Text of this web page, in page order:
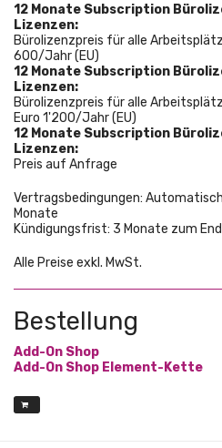
12 Monate Subscription
Lizenzen:
Bürolizenzpreis für alle
600/Jahr (EU)
12 Monate Subscription
Lizenzen:
Bürolizenzpreis für alle
Euro 1'200/Jahr (EU)
12 Monate Subscription
Lizenzen:
Preis auf Anfrage
Vertragsbedingungen:
Monate
Kündigungsfrist: 3 Monate zum
Alle Preise exkl. MwSt.
Bestellung
Add-On Shop
Add-On Shop Element-Kette